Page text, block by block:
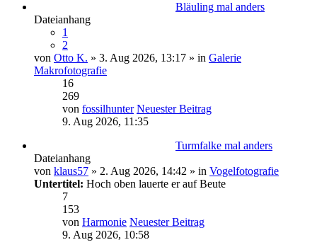
Bläuling mal anders
Dateianhang
1
2
von Otto K. » 3. Aug 2026, 13:17 » in Galerie
Makrofotografie
16
269
von fossilhunter Neuester Beitrag
9. Aug 2026, 11:35
Turmfalke mal anders
Dateianhang
von klaus57 » 2. Aug 2026, 14:42 » in Vogelfotografie
Untertitel: Hoch oben lauerte er auf Beute
7
153
von Harmonie Neuester Beitrag
9. Aug 2026, 10:58